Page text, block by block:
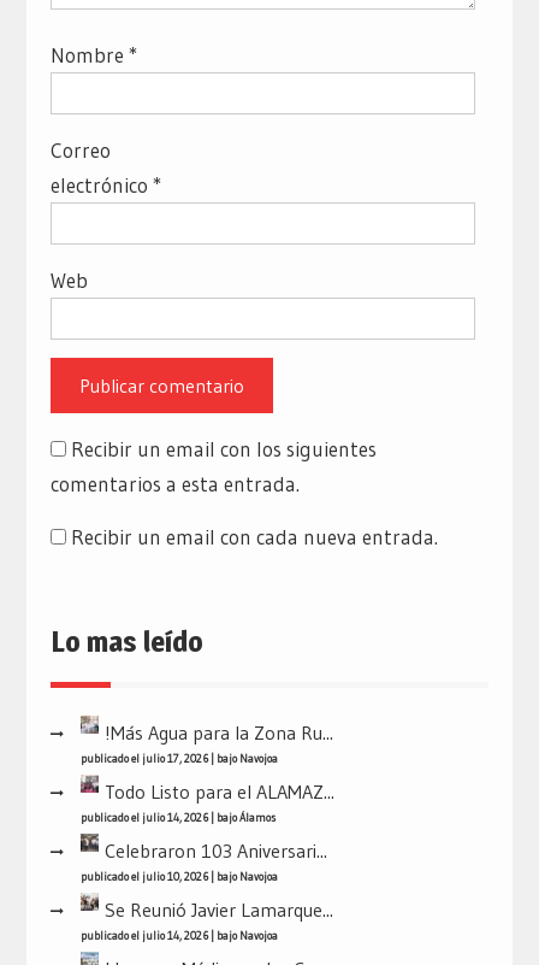
Nombre *
Correo
electrónico *
Web
Recibir un email con los siguientes
comentarios a esta entrada.
Recibir un email con cada nueva entrada.
Lo mas leído
!Más Agua para la Zona Ru...
publicado el julio 17, 2026| bajo Navojoa
Todo Listo para el ALAMAZ...
publicado el julio 14, 2026| bajoÁlamos
Celebraron 103 Aniversari...
publicado el julio 10, 2026| bajo Navojoa
Se Reunió Javier Lamarque...
publicado el julio 14, 2026| bajo Navojoa